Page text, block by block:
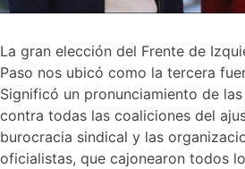
La gran elección del Frente de
Paso nos ubicó como la tercera
Significó un pronunciamiento de
contra todas las coaliciones del
burocracia sindical y las
oficialistas, que cajonearon todos